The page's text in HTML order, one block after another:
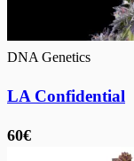
DNA Genetics
LA Confidential
60€